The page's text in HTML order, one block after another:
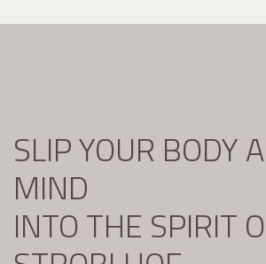
SLIP YOUR BODY
MIND
INTO THE SPIRIT